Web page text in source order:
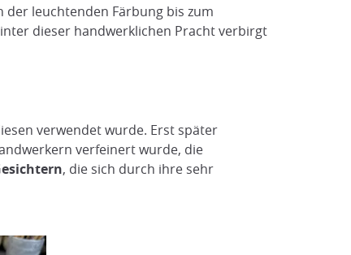
leuchtenden Färbung bis zum
dieser handwerklichen Pracht verbirgt
verwendet wurde. Erst später
verfeinert wurde, die
, die sich durch ihre sehr